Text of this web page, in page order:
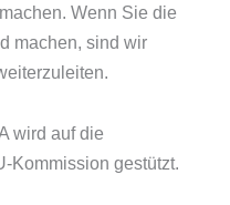
Wenn Sie die
machen, sind wir
wird auf die
Kommission gestützt.